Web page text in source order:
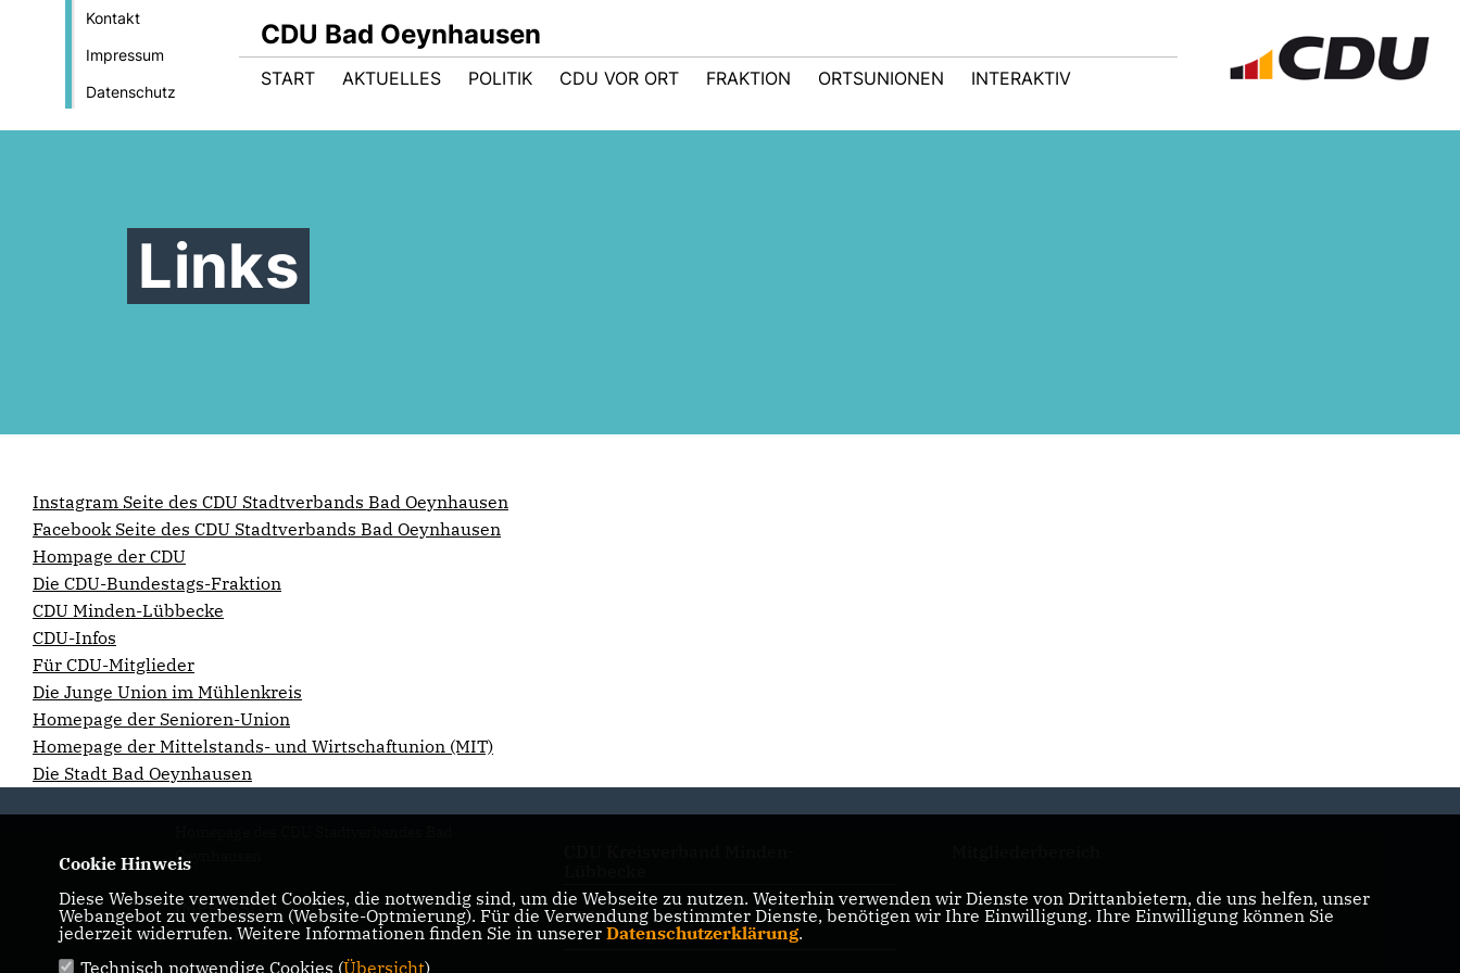
Kontakt
Impressum
Datenschutz
CDU Bad Oeynhausen
START AKTUELLES POLITIK CDU VOR ORT FRAKTION ORTSUNIONEN INTERAKTIV
Links
Instagram Seite des CDU Stadtverbands Bad Oeynhausen
Facebook Seite des CDU Stadtverbands Bad Oeynhausen
Hompage der CDU
Die CDU-Bundestags-Fraktion
CDU Minden-Lübbecke
CDU-Infos
Für CDU-Mitglieder
Die Junge Union im Mühlenkreis
Homepage der Senioren-Union
Homepage der Mittelstands- und Wirtschaftunion (MIT)
Die Stadt Bad Oeynhausen
Oeynhausen
IMPRESSUM
DATENSCHUTZ
KONTAKT
CDU NRW
Cookie Hinweis
Diese Webseite verwendet Cookies, die notwendig sind, um die Webseite zu nutzen. Weiterhin verwenden wir Dienste von Drittanbietern, die uns helfen, unser
Webangebot zu verbessern (Website-Optmierung). Für die Verwendung bestimmter Dienste, benötigen wir Ihre Einwilligung. Ihre Einwilligung können Sie
jederzeit widerrufen. Weitere Informationen finden Sie in unserer Datenschutzerklärung.
Technisch notwendige Cookies (Übersicht)